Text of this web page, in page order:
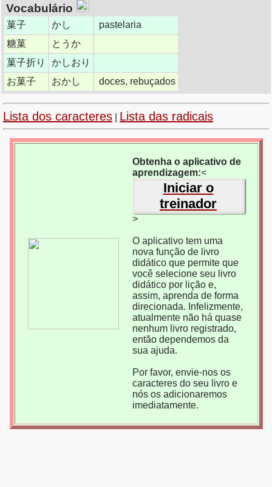
Vocabulário
菓子 かし
pastelaria
糖菓
とうか
菓子折り
かしおり
お菓子
おかし doces, rebuçados
Lista dos caracteres Lista das radicais
Obtenha o aplicativo de
aprendizagem:<
Iniciar o
treinador
>
O aplicativo tem uma
nova função de livro
didático que permite que
você selecione seu livro
didático por lição e,
assim, aprenda de forma
direcionada. Infelizmente,
atualmente não há quase
nenhum livro registrado,
então dependemos da
sua ajuda.
Por favor, envie-nos os
caracteres do seu livro e
nós os adicionaremos
imediatamente.